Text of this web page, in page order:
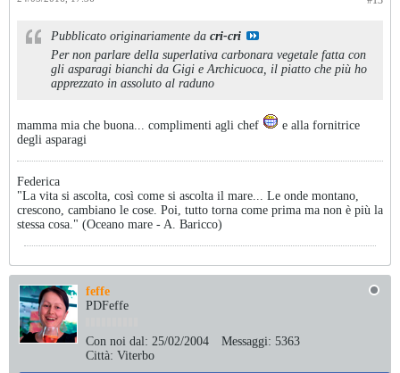
Pubblicato originariamente da cri-cri
Per non parlare della superlativa carbonara vegetale fatta con
gli asparagi bianchi da Gigi e Archicuoca, il piatto che più ho
apprezzato in assoluto al raduno
mamma mia che buona... complimenti agli chef
e alla fornitrice
degli asparagi
Federica
"La vita si ascolta, così come si ascolta il mare... Le onde montano,
crescono, cambiano le cose. Poi, tutto torna come prima ma non è più la
stessa cosa." (Oceano mare - A. Baricco)
feffe
PDFeffe
Con noi dal: 25/02/2004 Messaggi: 5363
Città: Viterbo